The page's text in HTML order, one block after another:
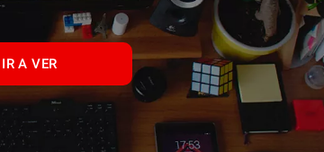
IR A VER